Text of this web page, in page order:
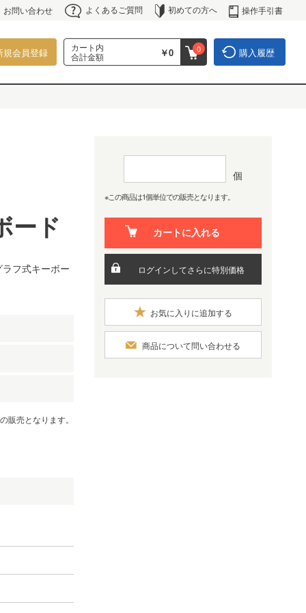
お問い合わせ よくあるご質問 初めての方へ 操作手引書
規会員登録
カート内
合計金額
￥0 0 購入履歴
ード
フ式キーボー
販売となります。
個
※この商品は1個単位での販売となります。
カートに入れる
ログインしてさらに特別価格
お気に入りに追加する
商品について問い合わせる